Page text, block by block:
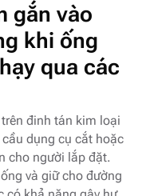
gắn vào
khi ống
qua các
đinh tán kim loại
dụng cụ cắt hoặc
cho người lắp đặt.
và giữ cho đường